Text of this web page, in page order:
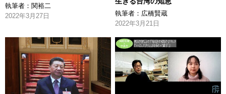
執筆者： 関裕二
2022年3月27日
執筆者： 広橋賢蔵
2022年3月21日